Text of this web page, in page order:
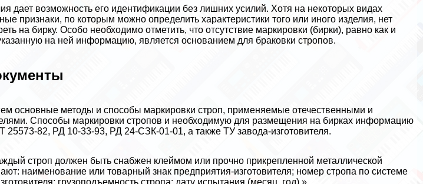
дает возможность его идентификации без лишних усилий. Хотя на некоторых видах
признаки, по которым можно определить хаpaктеристики того или иного изделия, нет
на бирку. Особо необходимо отметить, что отсутствие маркировки (бирки), равно как и
на ней информацию, является основанием для бpaковки стропов.
основные методы и способы маркировки строп, применяемые отечественными и
Способы маркировки стропов и необходимую для размещения на бирках информацию
25573-82, РД 10-33-93, РД 24-СЗК-01-01, а также ТУ завода-изготовителя.
строп должен быть снабжен клеймом или прочно прикрепленной металлической
наименование или товарный знак предприятия-изготовителя; номер стропа по системе
грузоподъемность стропа; дату испытания (месяц, год).».